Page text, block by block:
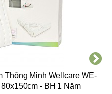
Minh Wellcare WE-
- BH 1 Năm